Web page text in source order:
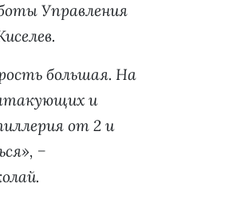
Управления
большая. На
атакующих и
от 2 и
−